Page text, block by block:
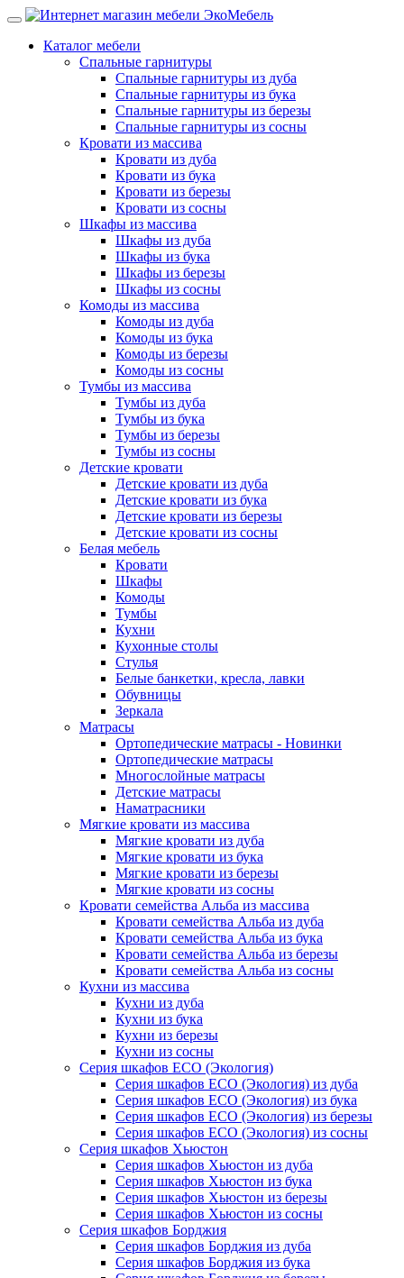
Каталог мебели
Спальные гарнитуры
Спальные гарнитуры из дуба
Спальные гарнитуры из бука
Спальные гарнитуры из березы
Спальные гарнитуры из сосны
Кровати из массива
Кровати из дуба
Кровати из бука
Кровати из березы
Кровати из сосны
Шкафы из массива
Шкафы из дуба
Шкафы из бука
Шкафы из березы
Шкафы из сосны
Комоды из массива
Комоды из дуба
Комоды из бука
Комоды из березы
Комоды из сосны
Тумбы из массива
Тумбы из дуба
Тумбы из бука
Тумбы из березы
Тумбы из сосны
Детские кровати
Детские кровати из дуба
Детские кровати из бука
Детские кровати из березы
Детские кровати из сосны
Белая мебель
Кровати
Шкафы
Комоды
Тумбы
Кухни
Кухонные столы
Стулья
Белые банкетки, кресла, лавки
Обувницы
Зеркала
Матрасы
Ортопедические матрасы - Новинки
Ортопедические матрасы
Многослойные матрасы
Детские матрасы
Наматрасники
Мягкие кровати из массива
Мягкие кровати из дуба
Мягкие кровати из бука
Мягкие кровати из березы
Мягкие кровати из сосны
Кровати семейства Альба из массива
Кровати семейства Альба из дуба
Кровати семейства Альба из бука
Кровати семейства Альба из березы
Кровати семейства Альба из сосны
Кухни из массива
Кухни из дуба
Кухни из бука
Кухни из березы
Кухни из сосны
Серия шкафов ECO (Экология)
Серия шкафов ECO (Экология) из дуба
Серия шкафов ECO (Экология) из бука
Серия шкафов ECO (Экология) из березы
Серия шкафов ECO (Экология) из сосны
Серия шкафов Хьюстон
Серия шкафов Хьюстон из дуба
Серия шкафов Хьюстон из бука
Серия шкафов Хьюстон из березы
Серия шкафов Хьюстон из сосны
Серия шкафов Борджия
Серия шкафов Борджия из дуба
Серия шкафов Борджия из бука